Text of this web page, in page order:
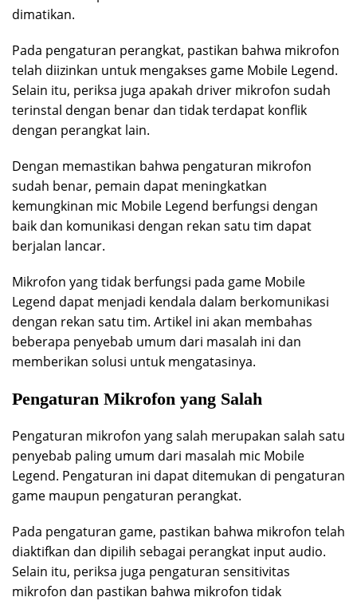
dimatikan.
Pada pengaturan perangkat, pastikan bahwa mikrofon
telah diizinkan untuk mengakses game Mobile Legend.
Selain itu, periksa juga apakah driver mikrofon sudah
terinstal dengan benar dan tidak terdapat konflik
dengan perangkat lain.
Dengan memastikan bahwa pengaturan mikrofon
sudah benar, pemain dapat meningkatkan
kemungkinan mic Mobile Legend berfungsi dengan
baik dan komunikasi dengan rekan satu tim dapat
berjalan lancar.
Mikrofon yang tidak berfungsi pada game Mobile
Legend dapat menjadi kendala dalam berkomunikasi
dengan rekan satu tim. Artikel ini akan membahas
beberapa penyebab umum dari masalah ini dan
memberikan solusi untuk mengatasinya.
Pengaturan Mikrofon yang Salah
Pengaturan mikrofon yang salah merupakan salah satu
penyebab paling umum dari masalah mic Mobile
Legend. Pengaturan ini dapat ditemukan di pengaturan
game maupun pengaturan perangkat.
Pada pengaturan game, pastikan bahwa mikrofon telah
diaktifkan dan dipilih sebagai perangkat input audio.
Selain itu, periksa juga pengaturan sensitivitas
mikrofon dan pastikan bahwa mikrofon tidak